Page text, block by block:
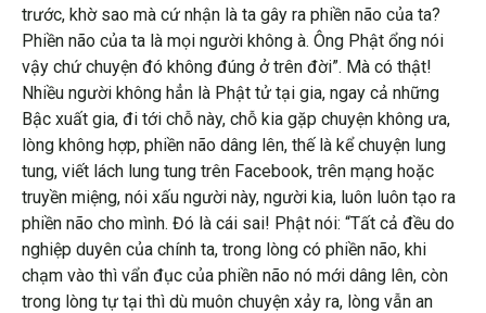
trước, khờ sao mà cứ nhận là ta gây ra phiền não của ta?
Phiền não của ta là mọi người không à. Ông Phật ổng nói
vậy chứ chuyện đó không đúng ở trên đời”. Mà có thật!
Nhiều người không hẳn là Phật tử tại gia, ngay cả những
Bậc xuất gia, đi tới chỗ này, chỗ kia gặp chuyện không ưa,
lòng không hợp, phiền não dâng lên, thế là kể chuyện lung
tung, viết lách lung tung trên Facebook, trên mạng hoặc
truyền miệng, nói xấu người này, người kia, luôn luôn tạo ra
phiền não cho mình. Đó là cái sai! Phật nói: “Tất cả đều do
nghiệp duyên của chính ta, trong lòng có phiền não, khi
chạm vào thì vẩn đục của phiền não nó mới dâng lên, còn
trong lòng tự tại thì dù muôn chuyện xảy ra, lòng vẫn an